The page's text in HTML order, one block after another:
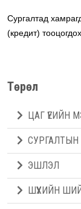
Сургалтад
(кредит)
Төрөл
ЦАГ ҮЕИЙН
СУРГАЛТЫН
ЭШЛЭЛ
ШҮҮХИЙН